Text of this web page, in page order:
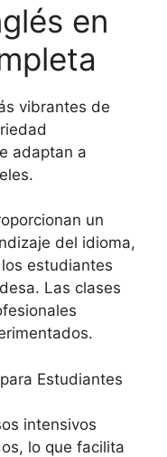
en
vibrantes de
adaptan a
un
del idioma,
estudiantes
Las clases
intensivos
lo que facilita